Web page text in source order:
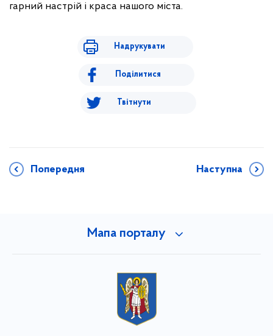
гарний настрій і краса нашого міста.
Надрукувати
Поділитися
Твітнути
Попередня Наступна
Мапа порталу